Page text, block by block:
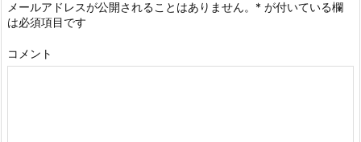
メールアドレスが公開されることはありません。 * が付いている欄
は必須項目です
コメント